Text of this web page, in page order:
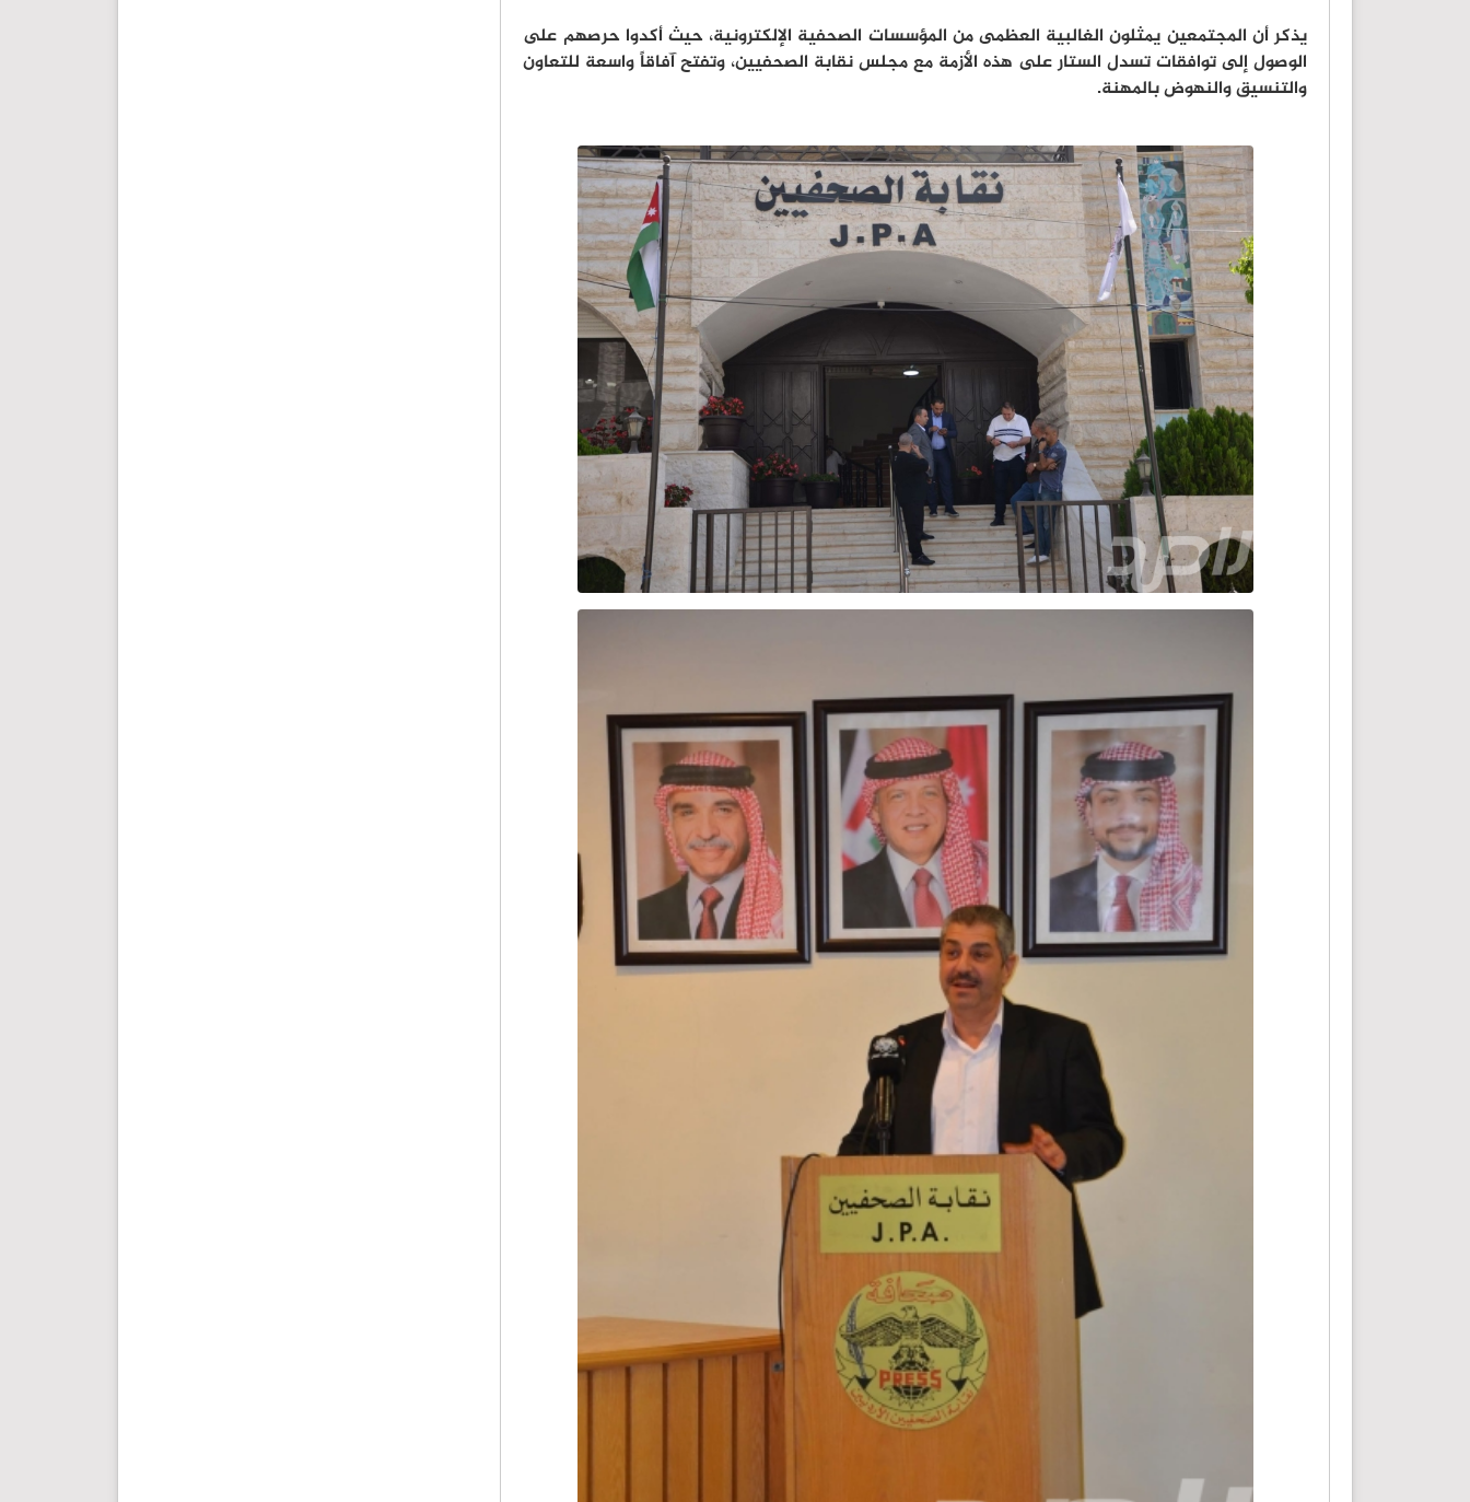
يذكر أن المجتمعين يمثلون الغالبية العظمى من المؤسسات الصحفية الإلكترونية، حيث أكدوا حرصهم على
الوصول إلى توافقات تسدل الستار على هذه الأزمة مع مجلس نقابة الصحفيين، وتفتح آفاقاً واسعة للتعاون
والتنسيق والنهوض بالمهنة.